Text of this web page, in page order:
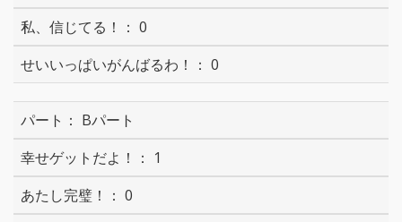
0
0
Bパート
1
0